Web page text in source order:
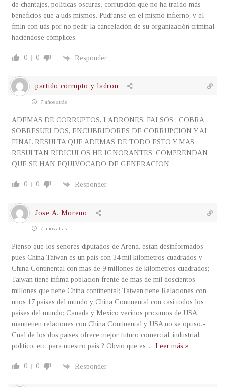
de chantajes, políticas oscuras, corrupción que no ha traído más
beneficios que a uds mismos. Pudranse en el mismo infierno, y el
fmln con uds por no pedir la cancelación de su organización criminal
haciéndose cómplices.
0 0 Responder
partido corrupto y ladron
7 años atrás
ADEMAS DE CORRUPTOS, LADRONES, FALSOS , COBRA
SOBRESUELDOS, ENCUBRIDORES DE CORRUPCION Y AL
FINAL RESULTA QUE ADEMAS DE TODO ESTO Y MAS ,
RESULTAN RIDICULOS HE IGNORANTES. COMPRENDAN
QUE SE HAN EQUIVOCADO DE GENERACION,
0 0 Responder
Jose A. Moreno
7 años atrás
Pienso que los senores diputados de Arena, estan desinformados
pues China Taiwan es un pais con 34 mil kilometros cuadrados y
China Continental con mas de 9 millones de kilometros cuadrados;
Taiwan tiene infima poblacion frente de mas de mil doscientos
millones que tiene China continental; Taiwan tiene Relaciones con
unos 17 paises del mundo y China Continental con casi todos los
paises del mundo; Canada y Mexico vecinos proximos de USA,
mantienen relaciones con China Continental y USA no se opuso.-
Cual de los dos paises ofrece mejor futuro comercial, industrial,
politico, etc. para nuestro pais ? Obvio que es … Leer más »
0 0 Responder